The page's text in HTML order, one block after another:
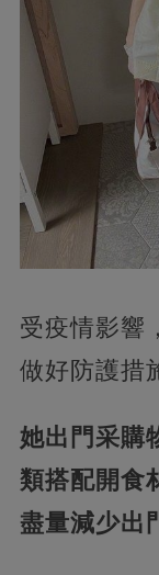
受疫情影響
做好防護措
她出門采購
類搭配開食
盡量減少出